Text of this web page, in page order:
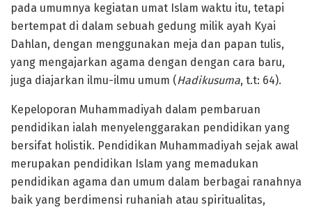
pada umumnya kegiatan umat Islam waktu itu, tetapi
bertempat di dalam sebuah gedung milik ayah Kyai
Dahlan, dengan menggunakan meja dan papan tulis,
yang mengajarkan agama dengan dengan cara baru,
juga diajarkan ilmu-ilmu umum (Hadikusuma, t.t: 64).
Kepeloporan Muhammadiyah dalam pembaruan
pendidikan ialah menyelenggarakan pendidikan yang
bersifat holistik. Pendidikan Muhammadiyah sejak awal
merupakan pendidikan Islam yang memadukan
pendidikan agama dan umum dalam berbagai ranahnya
baik yang berdimensi ruhaniah atau spiritualitas,